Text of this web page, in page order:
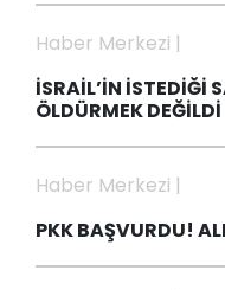
Haber Merkezi |
İSRAİL’İN İSTEDİĞİ
ÖLDÜRMEK DEĞİLDİ
Haber Merkezi |
PKK BAŞVURDU!